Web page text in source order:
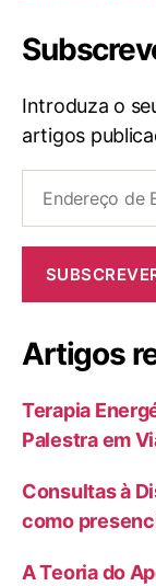
Introduza o
artigos
Artigos
Terapia
Palestra em
Consultas à
como
A Teoria do